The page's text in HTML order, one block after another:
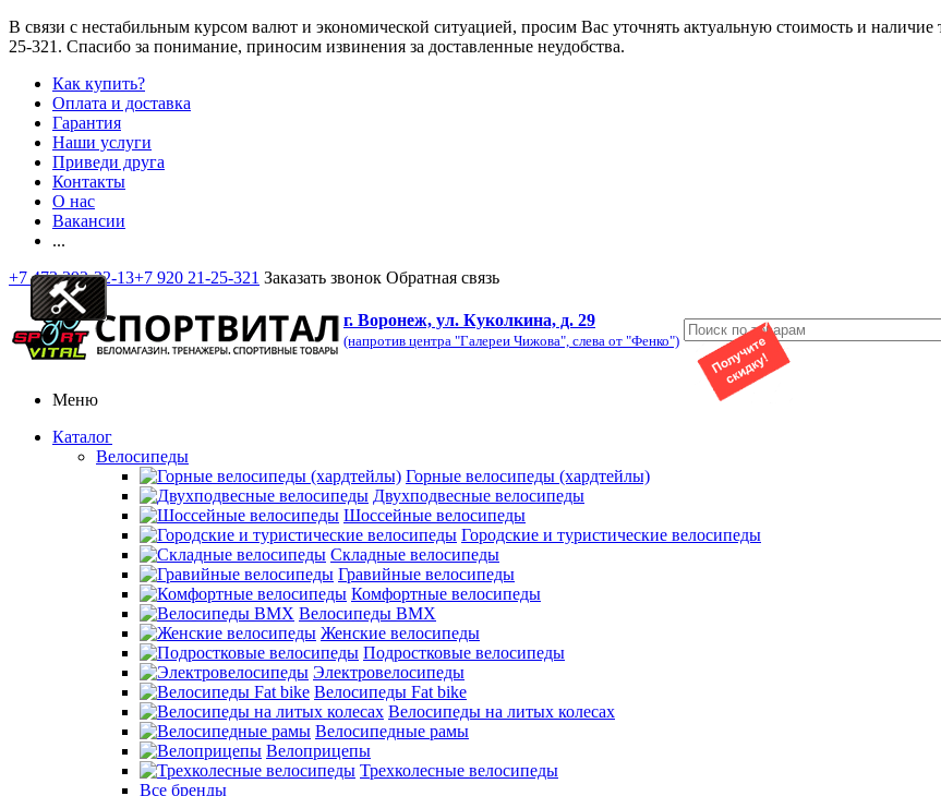
В связи с нестабильным курсом валют и экономической ситуацией, просим Вас уточнять актуальную стоимость и
25-321 . Спасибо за понимание, приносим извинения за доставленные неудобства.
Как купить?
Оплата и доставка
Гарантия
Наши услуги
Приведи друга
Контакты
О нас
Вакансии
...
+7 473 292-32-13+7 920 21-25-321 Заказать звонок Обратная связь
г. Воронеж, ул. Куколкина, д. 29
(напротив центра "Галереи Чижова", слева от "Фенко")
Меню
Каталог
Велосипеды
Горные велосипеды (хардтейлы)
Двухподвесные велосипеды
Шоссейные велосипеды
Городские и туристические велосипеды
Складные велосипеды
Гравийные велосипеды
Комфортные велосипеды
Велосипеды BMX
Женские велосипеды
Подростковые велосипеды
Электровелосипеды
Велосипеды Fat bike
Велосипеды на литых колесах
Велосипедные рамы
Велоприцепы
Трехколесные велосипеды
Все бренды